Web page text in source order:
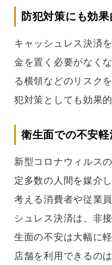
防犯対策にも効果
キャッシュレス決済
金を置く必要がなく
る横領などのリスク
犯対策としても効果的
衛生面での不安軽
新型コロナウィルス
定多数の人間を媒介
考える消費者や従業
シュレス決済は、非
生面の不安は大幅に
店舗を利用できるの